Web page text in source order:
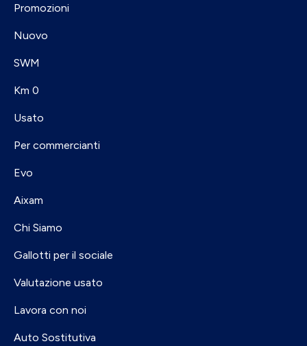
Promozioni
Nuovo
SWM
Km 0
Usato
Per commercianti
Evo
Aixam
Chi Siamo
Gallotti per il sociale
Valutazione usato
Lavora con noi
Auto Sostitutiva